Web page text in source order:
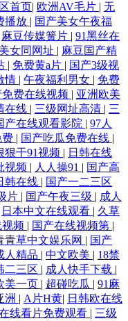
首页| 欧洲AV毛片 | 无
播放 | 国产美女午夜福
麻豆传媒簧片 | 91黑丝在
女同网址 | 麻豆国产精
| 免费黄a片 | 国产3级视
情 | 午夜福利男女 | 免费
免费在线视频 | 亚洲欧美
在线 | 三级网址高清 | 三
产在线观看影院 | 97人
费 | 国产吃瓜免费在线 |
狠干91视频 | 日韩在线
视频 | 人人操91 | 国产高
韩在线 | 国产一二三区
片 | 国产午夜三级 | 成人
日本中文在线观看 | 久草
频 | 国产在线视频第 |
青草中文娱乐网 | 国产
人精品 | 中文欧美 | 18禁
二三区 | 成人快手下载 |
美一页 | 超碰吃瓜 | 91麻
洲 | A片H黄| 日韩欧在线
线看片免费观看 | 三级